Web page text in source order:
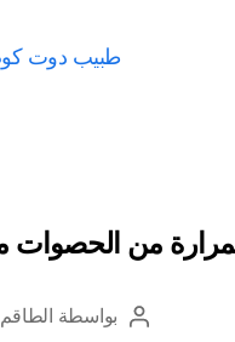
طبيب دوت
من الحصوات
كاتببواسطة